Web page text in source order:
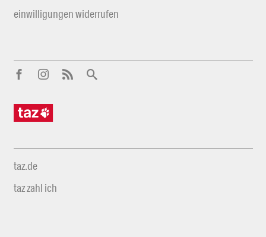
einwilligungen widerrufen
taz.de
taz zahl ich